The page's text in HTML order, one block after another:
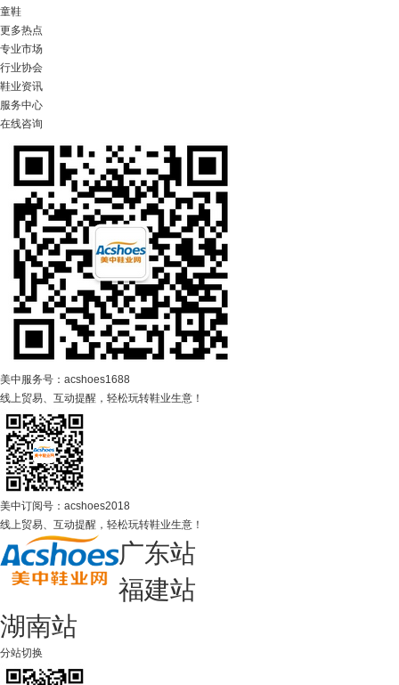
童鞋
更多热点
专业市场
行业协会
鞋业资讯
服务中心
在线咨询
美中服务号：acshoes1688
线上贸易、互动提醒，轻松玩转鞋业生意！
美中订阅号：acshoes2018
线上贸易、互动提醒，轻松玩转鞋业生意！
广东站
福建站
湖南站
分站切换